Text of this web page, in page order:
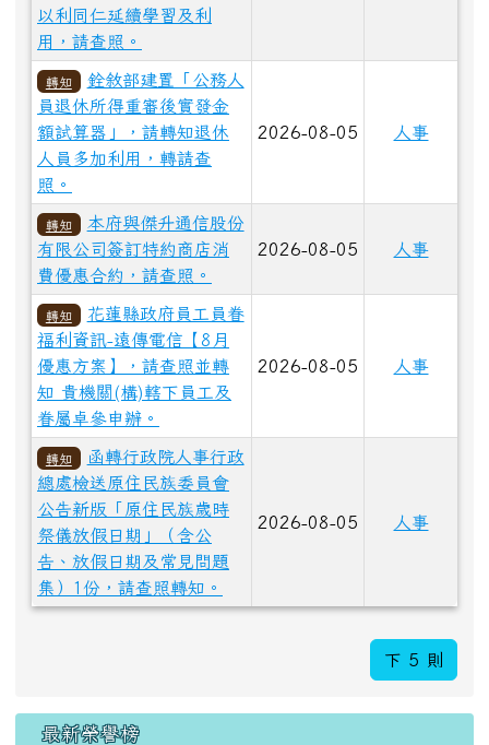
以利同仁延續學習及利
用，請查照。
轉知
銓敘部建置「公務人
員退休所得重審後實發金
額試算器」，請轉知退休
人員多加利用，轉請查
照。
2026-08-05 人事
轉知
本府與傑升通信股份
有限公司簽訂特約商店消
費優惠合約，請查照。
2026-08-05 人事
轉知
花蓮縣政府員工員眷
福利資訊-遠傳電信【8月
優惠方案】，請查照並轉
知 貴機關(構)轄下員工及
眷屬卓參申辦。
2026-08-05 人事
轉知
函轉行政院人事行政
總處檢送原住民族委員會
公告新版「原住民族歲時
祭儀放假日期」（含公
告、放假日期及常見問題
集）1份，請查照轉知。
2026-08-05 人事
下 5 則
最新榮譽榜